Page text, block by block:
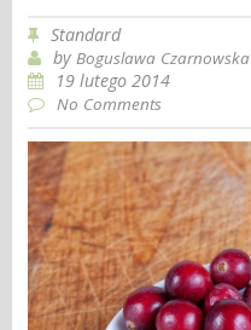
Standard
byBoguslawa Czarnowska
19 lutego 2014
No Comments